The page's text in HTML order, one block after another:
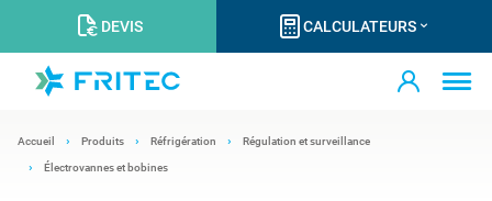
DEVIS CALCULATEURS
Accueil Produits Réfrigération Régulation et surveillance
Électrovannes et bobines